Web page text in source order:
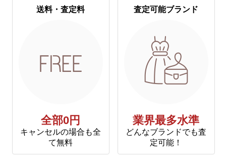
送料・査定料
全部0円
キャンセルの場合も全
て無料
査定可能ブランド
業界最多水準
どんなブランドでも査
定可能！